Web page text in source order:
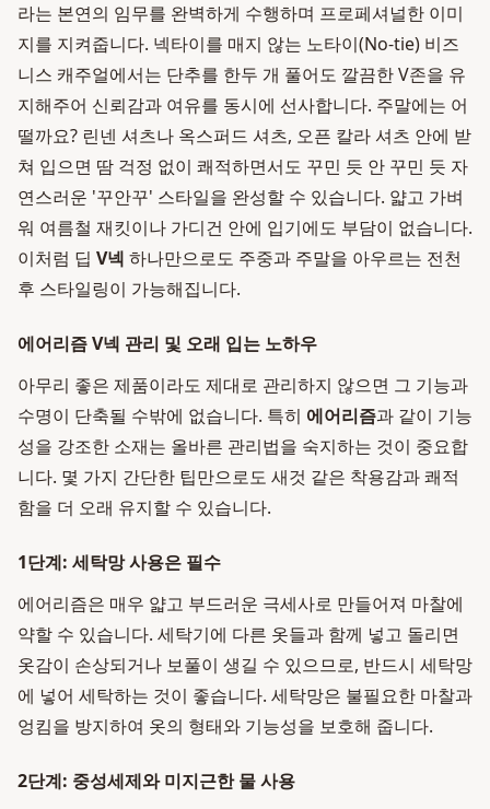
라는 본연의 임무를 완벽하게 수행하며 프로페셔널한 이미
지를 지켜줍니다. 넥타이를 매지 않는 노타이(No-tie) 비즈
니스 캐주얼에서는 단추를 한두 개 풀어도 깔끔한 V존을 유
지해주어 신뢰감과 여유를 동시에 선사합니다. 주말에는 어
떨까요? 린넨 셔츠나 옥스퍼드 셔츠, 오픈 칼라 셔츠 안에 받
쳐 입으면 땀 걱정 없이 쾌적하면서도 꾸민 듯 안 꾸민 듯 자
연스러운 '꾸안꾸' 스타일을 완성할 수 있습니다. 얇고 가벼
워 여름철 재킷이나 가디건 안에 입기에도 부담이 없습니다.
이처럼 딥 V넥 하나만으로도 주중과 주말을 아우르는 전천
후 스타일링이 가능해집니다.
에어리즘 V넥 관리 및 오래 입는 노하우
아무리 좋은 제품이라도 제대로 관리하지 않으면 그 기능과
수명이 단축될 수밖에 없습니다. 특히 에어리즘과 같이 기능
성을 강조한 소재는 올바른 관리법을 숙지하는 것이 중요합
니다. 몇 가지 간단한 팁만으로도 새것 같은 착용감과 쾌적
함을 더 오래 유지할 수 있습니다.
1단계: 세탁망 사용은 필수
에어리즘은 매우 얇고 부드러운 극세사로 만들어져 마찰에
약할 수 있습니다. 세탁기에 다른 옷들과 함께 넣고 돌리면
옷감이 손상되거나 보풀이 생길 수 있으므로, 반드시 세탁망
에 넣어 세탁하는 것이 좋습니다. 세탁망은 불필요한 마찰과
엉킴을 방지하여 옷의 형태와 기능성을 보호해 줍니다.
2단계: 중성세제와 미지근한 물 사용